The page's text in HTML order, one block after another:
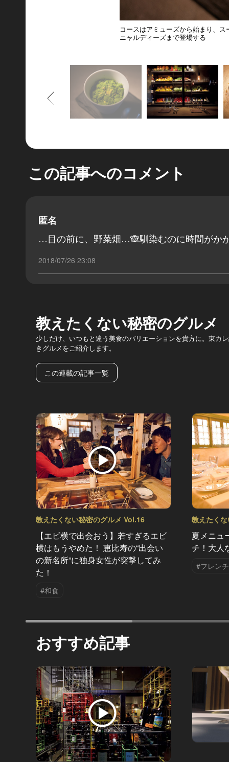
コースはアミューズから始まり、
ニャルディーズまで登場する
この記事へのコメント
匿名
…目の前に、野菜畑…🙈馴染むのに時間がか
2018/07/26 23:08
教えたくない秘密のグルメ
少しだけ、いつもと違う美食のバリエーションを貴方に。東カ
きグルメをご紹介します。
この連載の記事一覧
教えたくない秘密のグルメ Vol.16
【エビ横で出会おう】若すぎるエビ
横はもうやめた！ 恵比寿の“出会い
の新名所”に独身女性が突撃してみ
た！
#和食
教えたく
夏メニュ
チ！大人
#フレンチ
おすすめ記事